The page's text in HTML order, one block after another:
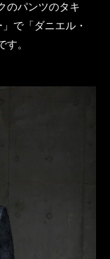
のパンツのタキ
で「ダニエル・
。